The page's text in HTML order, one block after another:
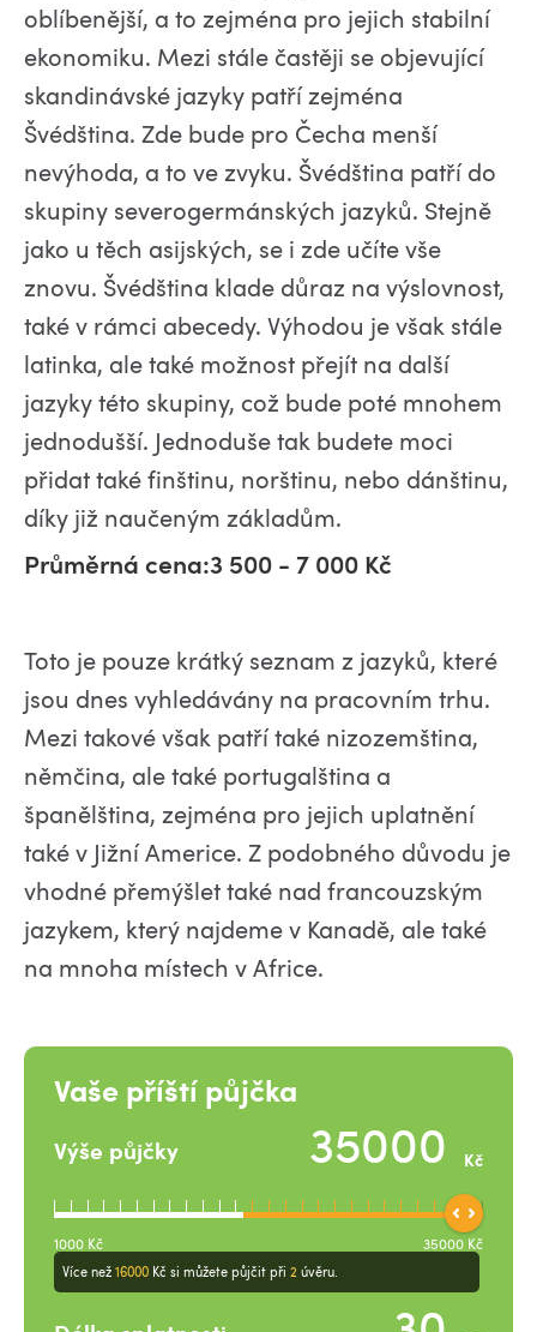
oblíbenější, a to zejména pro jejich stabilní
ekonomiku. Mezi stále častěji se objevující
skandinávské jazyky patří zejména
Švédština. Zde bude pro Čecha menší
nevýhoda, a to ve zvyku. Švédština patří do
skupiny severogermánských jazyků. Stejně
jako u těch asijských, se i zde učíte vše
znovu. Švédština klade důraz na výslovnost,
také v rámci abecedy. Výhodou je však stále
latinka, ale také možnost přejít na další
jazyky této skupiny, což bude poté mnohem
jednodušší. Jednoduše tak budete moci
přidat také finštinu, norštinu, nebo dánštinu,
díky již naučeným základům.
Průměrná cena:3 500 - 7 000 Kč
Toto je pouze krátký seznam z jazyků, které
jsou dnes vyhledávány na pracovním trhu.
Mezi takové však patří také nizozemština,
němčina, ale také portugalština a
španělština, zejména pro jejich uplatnění
také v Jižní Americe. Z podobného důvodu je
vhodné přemýšlet také nad francouzským
jazykem, který najdeme v Kanadě, ale také
na mnoha místech v Africe.
Vaše příští půjčka
Výše půjčky Kč
1000 Kč 35000 Kč
Více než 16000 Kč si můžete půjčit při 2 úvěru.